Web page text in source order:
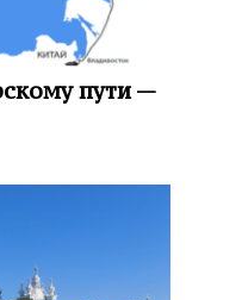
пути —